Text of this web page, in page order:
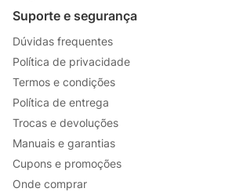
Suporte e segurança
Dúvidas frequentes
Política de privacidade
Termos e condições
Política de entrega
Trocas e devoluções
Manuais e garantias
Cupons e promoções
Onde comprar